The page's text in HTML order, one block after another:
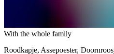
With the whole family
Roodkapje, Assepoester,